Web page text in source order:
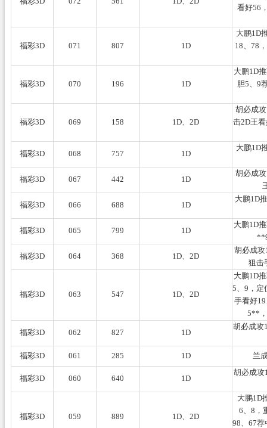
看好56
福彩3D 071 807 1D
大鹏1D
18、78
福彩3D 070 196 1D
大鹏1D
胆5、9
福彩3D 069 158 1D、2D
胡必成
击2D王
福彩3D 068 757 1D
大鹏1D
福彩3D 067 442 1D
胡必成
福彩3D 066 688 1D
大鹏1D
福彩3D 065 799 1D
大鹏1D
福彩3D 064 368 1D、2D
胡必成
狙击
福彩3D 063 547 1D、2D
大鹏1D
5、9，定
手看好
5**
福彩3D 062 827 1D
胡必成攻
福彩3D 061 285 1D 兰
福彩3D 060 640 1D
胡必成攻
福彩3D 059 889 1D、2D
大鹏1D
6、8，
98、67